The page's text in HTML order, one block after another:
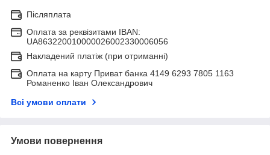
Післяплата
Оплата за реквізитами IBAN:
UA863220010000026002330006056
Накладений платіж (при отриманні)
Оплата на карту Приват банка 4149 6293 7805 1163
Романенко Іван Олександрович
Всі умови оплати
Умови повернення